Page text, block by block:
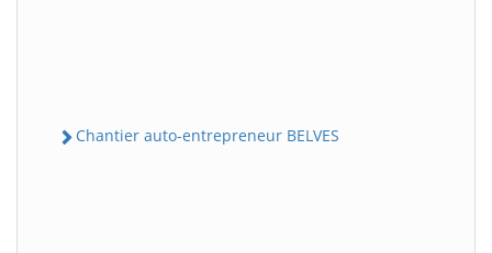
Chantier auto-entrepreneur BELVES